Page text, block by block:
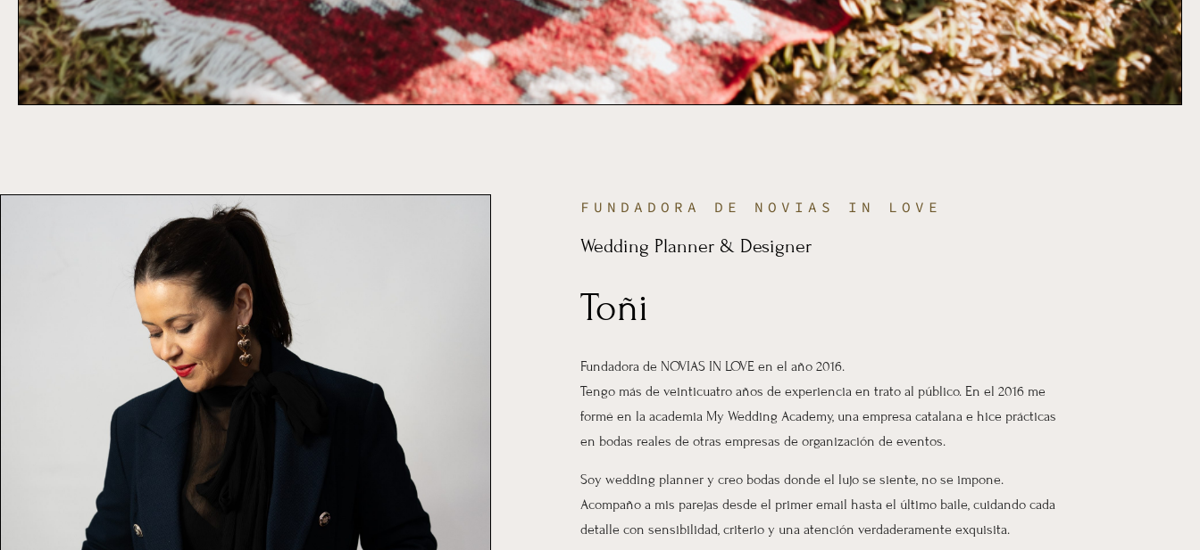
FUNDADORA DE NOVIAS IN LOVE
Wedding Planner & Designer
Toñi
Fundadora de NOVIAS IN LOVE en el año 2016.
Tengo más de veinticuatro años de experiencia en trato al público. En el 2016 me
formé en la academia My Wedding Academy, una empresa catalana e hice prácticas
en bodas reales de otras empresas de organización de eventos.
Soy wedding planner y creo bodas donde el lujo se siente, no se impone.
Acompaño a mis parejas desde el primer email hasta el último baile, cuidando cada
detalle con sensibilidad, criterio y una atención verdaderamente exquisita.